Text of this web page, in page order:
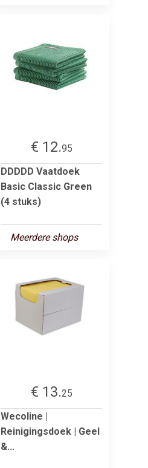
€ 12.95
DDDDD Vaatdoek
Basic Classic Green
(4 stuks)
Meerdere shops
€ 13.25
Wecoline |
Reinigingsdoek | Geel
&...